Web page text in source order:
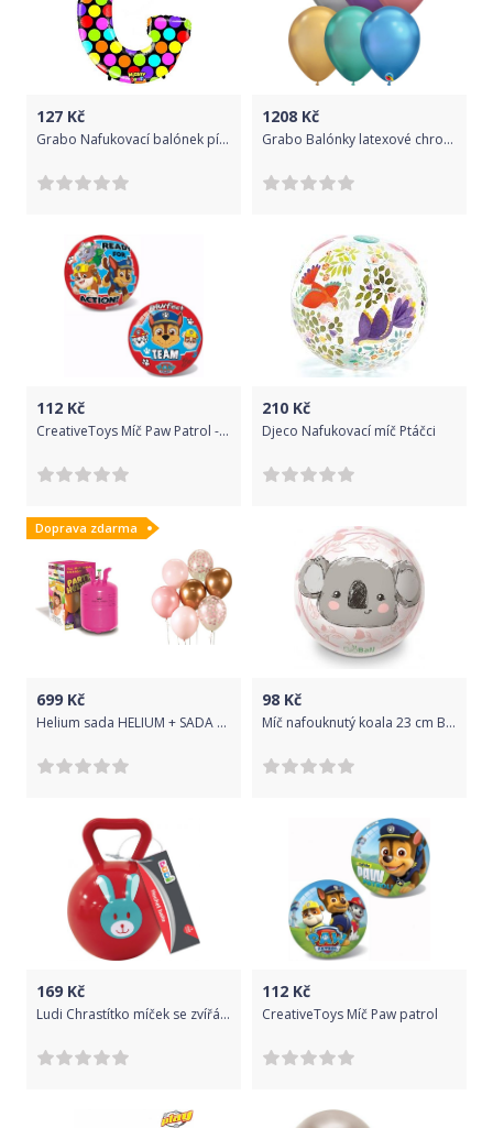
127 Kč
Grabo Nafukovací balónek písmeno G barevné 102 cm -
1208 Kč
Grabo Balónky latexové chromové mix barev 28 cm 100 ks
112 Kč
CreativeToys Míč Paw Patrol - Team
210 Kč
Djeco Nafukovací míč Ptáčci
Doprava zdarma
699 Kč
Helium sada HELIUM + SADA LATEXOVÝCH BALÓNKŮ - růžová - 7 ks - 30 cm
98 Kč
Míč nafouknutý koala 23 cm BIO BALL
169 Kč
Ludi Chrastítko míček se zvířátkem
112 Kč
CreativeToys Míč Paw patrol